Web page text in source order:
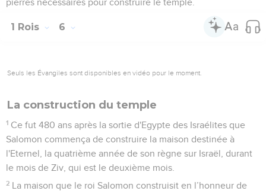
pierres nécessaires pour construire le temple.
1 Rois 6
Seuls les Évangiles sont disponibles en vidéo pour le moment.
La construction du temple
1 Ce fut 480 ans après la sortie d'Egypte des Israélites que
Salomon commença de construire la maison destinée à
l'Eternel, la quatrième année de son règne sur Israël, durant
le mois de Ziv, qui est le deuxième mois.
2 La maison que le roi Salomon construisit en l’honneur de